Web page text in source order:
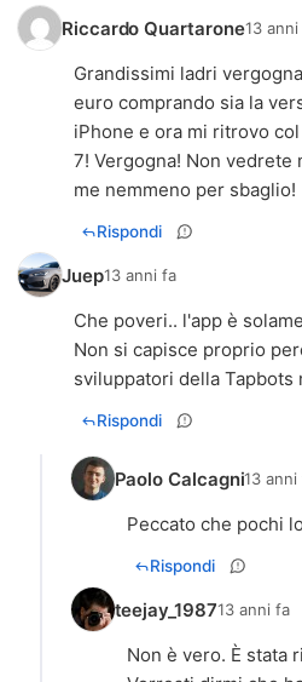
Riccardo Quartarone13 anni
Grandissimi ladri
euro comprando sia la
iPhone e ora mi ritrovo
7! Vergogna! Non vedrete
me nemmeno per sbaglio!
Rispondi
Juep13 anni fa
Che poveri.. l'app è
Non si capisce proprio
sviluppatori della Tapbots
Rispondi
Paolo Calcagni13 anni
Peccato che pochi
Rispondi
teejay_198713 anni fa
Non è vero. È stata